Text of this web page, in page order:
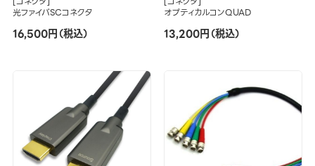
光ファイバSCコネクタ
16,500円（税込）
オプティカルコンQUAD
13,200円（税込）